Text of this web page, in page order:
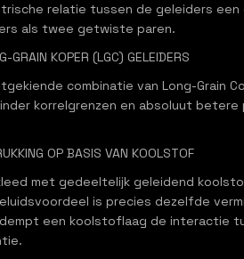
relatie tussen de geleiders
als twee getwiste paren.
GRAIN KOPER (LGC) GELEIDERS
combinatie van Long-Grain
korrelgrenzen en absoluut
OP BASIS VAN KOOLSTOF
met gedeeltelijk geleidend
is precies dezelfde
een koolstoflaag de